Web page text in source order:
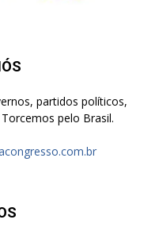
partidos políticos,
pelo Brasil.